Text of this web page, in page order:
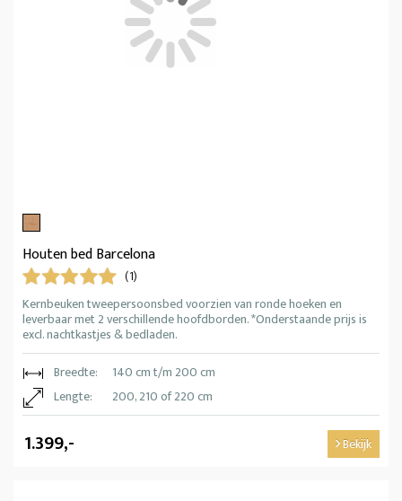
Houten bed Barcelona
(1)
Kernbeuken tweepersoonsbed voorzien van ronde hoeken en
leverbaar met 2 verschillende hoofdborden. *Onderstaande prijs is
excl. nachtkastjes & bedladen.
Breedte:
140 cm t/m 200 cm
Lengte:
200, 210 of 220 cm
1.399,- Bekijk